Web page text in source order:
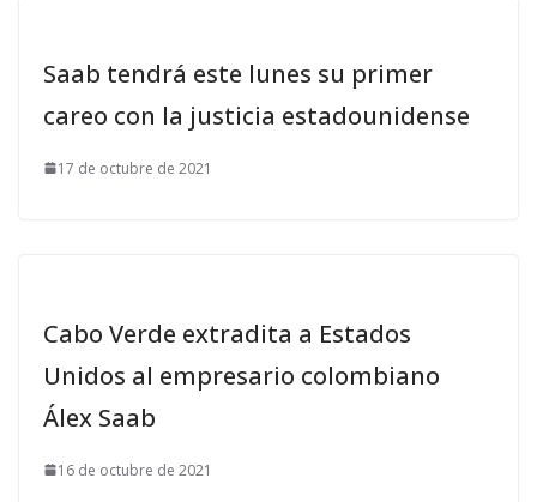
Saab tendrá este lunes su primer
careo con la justicia estadounidense
17 de octubre de 2021
Cabo Verde extradita a Estados
Unidos al empresario colombiano
Álex Saab
16 de octubre de 2021